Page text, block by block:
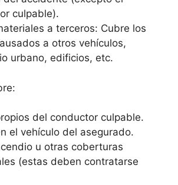
culpable).
a terceros: Cubre los
a otros vehículos,
urbano, edificios, etc.
del conductor culpable.
el vehículo del asegurado.
u otras coberturas
(estas deben contratarse